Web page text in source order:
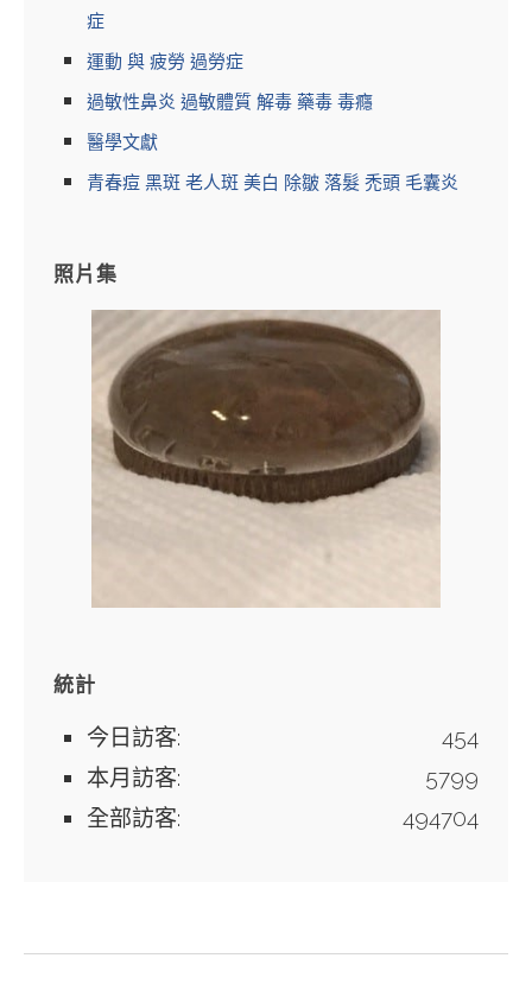
症
運動 與 疲勞 過勞症
過敏性鼻炎 過敏體質 解毒 藥毒 毒癮
醫學文獻
青春痘 黑斑 老人斑 美白 除皺 落髮 禿頭 毛囊炎
照片集
統計
454
今日訪客:
5799
本月訪客:
494704
全部訪客: